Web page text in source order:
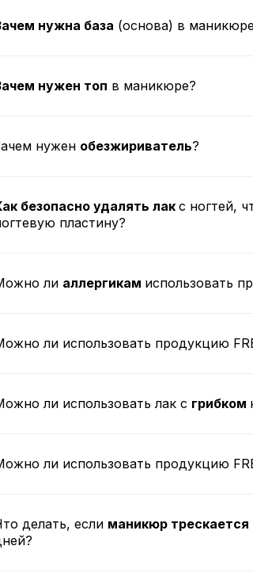
нужна база (основа) в
нужен топ в маникюре?
нужен обезжириватель?
безопасно удалять лакс ногтей,
пластину?
ли аллергикам использовать
ли использовать продукцию
ли использовать лак с грибком
ли использовать продукцию
делать, если маникюр трескается